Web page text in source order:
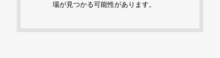
場が見つかる可能性があります。